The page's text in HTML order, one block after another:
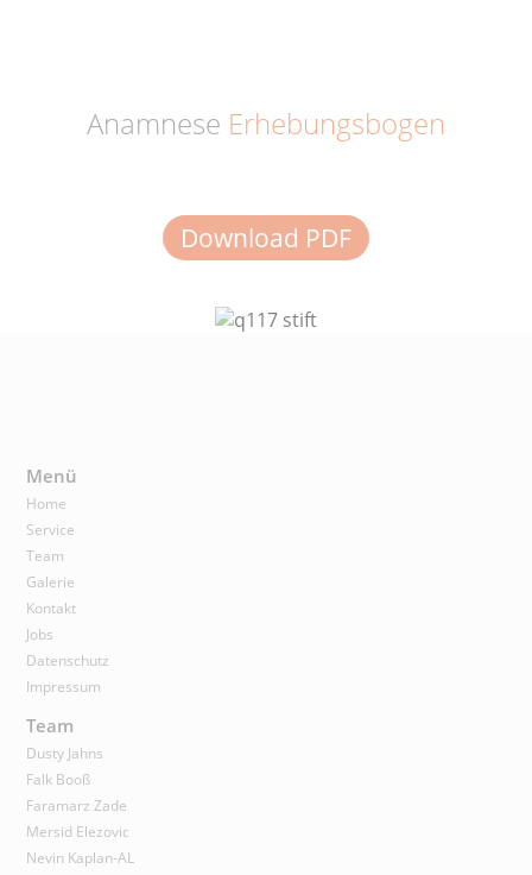
Anamnese Erhebungsbogen
Download PDF
Menü
Home
Service
Team
Galerie
Kontakt
Jobs
Datenschutz
Impressum
Team
Dusty Jahns
Falk Booß
Faramarz Zade
Mersid Elezovic
Nevin Kaplan-AL